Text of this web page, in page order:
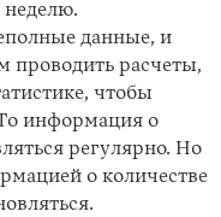
неделю.
данные, и
проводить расчеты,
чтобы
информация о
регулярно. Но
о количестве